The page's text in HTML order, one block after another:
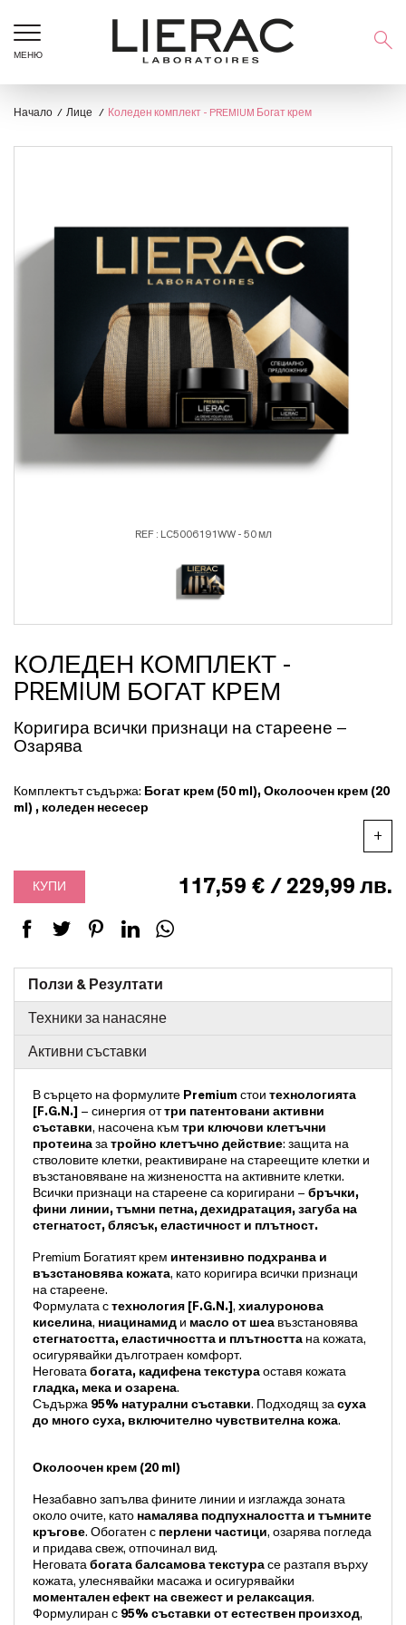
МЕНЮ
Начало Лице Коледен комплект - PREMIUM Богат крем
REF : LC5006191WW - 50 мл
КОЛЕДЕН КОМПЛЕКТ -
PREMIUM БОГАТ КРЕМ
Коригира всички признаци на стареене –
Озaрява
Комплектът съдържа: Богат крем (50 ml), Околоочен крем (20
ml) , коледен несесер
+
КУПИ 117,59 € / 229,99 лв.
Ползи & Резултати
Техники за нанасяне
Активни съставки
В сърцето на формулите Premium стои технологията
[F.G.N.] – синергия оттри патентовани активни
съставки, насочена към три ключови клетъчни
протеина за тройно клетъчно действие: защита на
стволовите клетки, реактивиране на стареещите клетки и
възстановяване на жизнеността на активните клетки.
Всички признаци на стареене са коригирани – бръчки,
фини линии, тъмни петна, дехидратация, загуба на
стегнатост, блясък, еластичност и плътност.
Premium Богатият крем интензивно подхранва и
възстановява кожата, като коригира всички признаци
на стареене.
Формулата с технология [F.G.N.] , хиалуронова
киселина, ниацинамид и масло от шеа възстановява
стегнатостта, еластичността и плътността на кожата,
осигурявайки дълготраен комфорт.
Неговата богата, кадифена текстура оставя кожата
гладка, мека и озарена.
Съдържа 95% натурални съставки. Подходящ за суха
до много суха, включително чувствителна кожа.
Околоочен крем (20 ml)
Незабавно запълва фините линии и изглажда зоната
около очите, като намалява подпухналостта и тъмните
кръгове. Обогатен с перлени частици, озарява погледа
и придава свеж, отпочинал вид.
Неговата богата балсамова текстура се разтапя върху
кожата, улеснявайки масажа и осигурявайки
моментален ефект на свежест и релаксация.
Формулиран с 95% съставки от естествен произход,